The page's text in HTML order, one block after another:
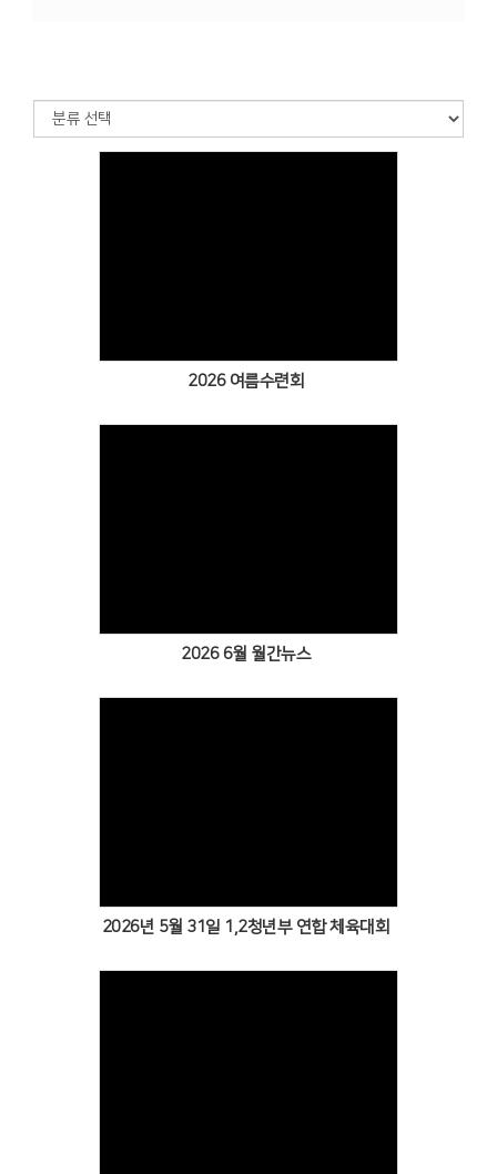
2026 여름수련회
2026 6월 월간뉴스
2026년 5월 31일 1,2청년부 연합 체육대회